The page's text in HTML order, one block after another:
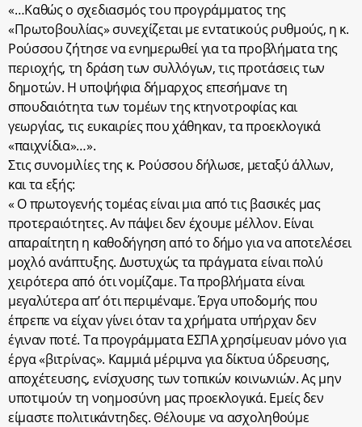
«…Καθώς ο σχεδιασμός του προγράμματος της
«Πρωτοβουλίας» συνεχίζεται με εντατικούς ρυθμούς, η κ.
Ρούσσου ζήτησε να ενημερωθεί για τα προβλήματα της
περιοχής, τη δράση των συλλόγων, τις προτάσεις των
δημοτών. Η υποψήφια δήμαρχος επεσήμανε τη
σπουδαιότητα των τομέων της κτηνοτροφίας και
γεωργίας, τις ευκαιρίες που χάθηκαν, τα προεκλογικά
«παιχνίδια»…».
Στις συνομιλίες της κ. Ρούσσου δήλωσε, μεταξύ άλλων,
και τα εξής:
« Ο πρωτογενής τομέας είναι μια από τις βασικές μας
προτεραιότητες. Αν πάψει δεν έχουμε μέλλον. Είναι
απαραίτητη η καθοδήγηση από το δήμο για να αποτελέσει
μοχλό ανάπτυξης. Δυστυχώς τα πράγματα είναι πολύ
χειρότερα από ότι νομίζαμε. Τα προβλήματα είναι
μεγαλύτερα απ’ ότι περιμέναμε. Έργα υποδομής που
έπρεπε να είχαν γίνει όταν τα χρήματα υπήρχαν δεν
έγιναν ποτέ. Τα προγράμματα ΕΣΠΑ χρησίμευαν μόνο για
έργα «βιτρίνας». Καμμιά μέριμνα για δίκτυα ύδρευσης,
αποχέτευσης, ενίσχυσης των τοπικών κοινωνιών. Ας μην
υποτιμούν τη νοημοσύνη μας προεκλογικά. Εμείς δεν
είμαστε πολιτικάντηδες. Θέλουμε να ασχοληθούμε